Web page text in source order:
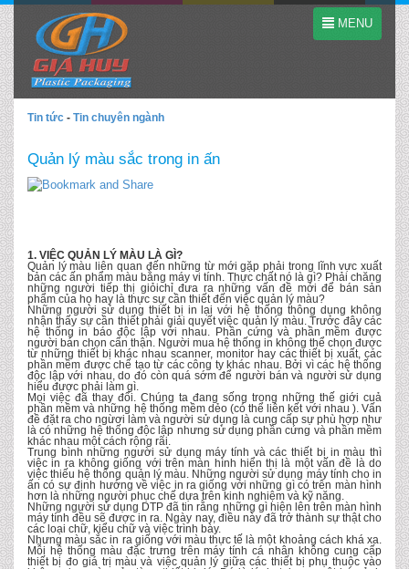
MENU
Tin tức - Tin chuyên ngành
Quản lý màu sắc trong in ấn
1. VIỆC QUẢN LÝ MÀU LÀ GÌ?
Quản lý màu liên quan đến những từ mới gặp phải trong lĩnh vực xuất
bản các ấn phẩm màu bằng máy vi tính. Thực chất nó là gì? Phải chăng
những người tiếp thị giỏichỉ đưa ra những vấn đề mới để bán sản
phẩm của họ hay là thực sự cần thiết đến việc quản lý màu?
Những người sử dụng thiết bị in lại với hệ thống thông dụng không
nhận thấy sự cần thiết phải giải quyết việc quản lý màu. Trước đây các
hệ thống in báo độc lập với nhau. Phần cứng và phần mềm được
người bán chọn cẩn thận. Người mua hệ thống in không thể chọn được
từ những thiết bị khác nhau scanner, monitor hay các thiết bị xuất, các
phần mềm được chế tạo từ các công ty khác nhau. Bởi vì các hệ thống
độc lập với nhau, do đó còn quá sớm để người bán và người sử dụng
hiểu được phải làm gì.
Mọi việc đã thay đổi. Chúng ta đang sống trong những thế giới cuả
phần mềm và những hệ thống mềm dẻo (có thể liên kết với nhau ). Vấn
đề đặt ra cho ngừơi làm và người sử dụng là cung cấp sự phù hợp như
là có những hệ thống độc lập nhưng sử dụng phần cứng và phần mềm
khác nhau một cách rộng rãi.
Trung bình những người sử dụng máy tính và các thiết bị in màu thì
việc in ra không giống với trên màn hình hiển thị là một vấn đề là do
việc thiếu hệ thống quản lý màu. Những người sử dụng máy tính cho in
ấn có sự định hướng về việc in ra giống với những gì có trên màn hình
hơn là những người phục chế dựa trên kinh nghiệm và kỹ năng.
Những người sử dụng DTP đã tin rằng những gì hiện lên trên màn hình
máy tính đều sẽ được in ra. Ngày nay, điều này đã trở thành sự thật cho
các loại chữ, kiểu chữ và việc trình bày.
Nhưng màu sắc in ra giống với màu thực tế là một khoảng cách khá xa.
Mỗi hệ thống màu đặc trưng trên máy tính cá nhân không cung cấp
thiết bị đo giá trị màu và việc quản lý giữa các thiết bị phụ thuộc vào